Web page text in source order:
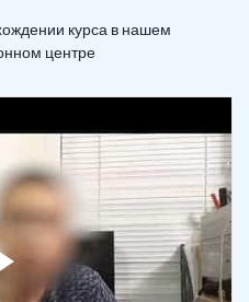
курса в нашем
центре